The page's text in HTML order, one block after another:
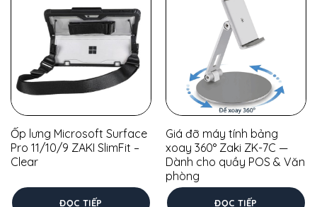
Ốp lưng Microsoft Surface
Pro 11/10/9 ZAKI SlimFit –
Clear
ĐỌC TIẾP
Giá đỡ máy tính bảng
xoay 360° Zaki ZK-7C —
Dành cho quầy POS & Văn
phòng
ĐỌC TIẾP